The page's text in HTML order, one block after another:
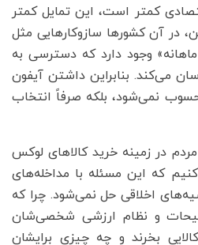
کمتر است، این تمایل کمتر
در آن کشورها سازوکارهایی مثل
وجود دارد که دسترسی به
می‌کند. بنابراین داشتن آیفون
نمی‌شود، بلکه صرفاً انتخاب
در زمینه خرید کالاهای لوکس
که این مسئله با مداخله‌های
اخلاقی حل نمی‌شود. چرا که
و نظام ارزشی شخصی‌شان
بخرند و چه چیزی برایشان